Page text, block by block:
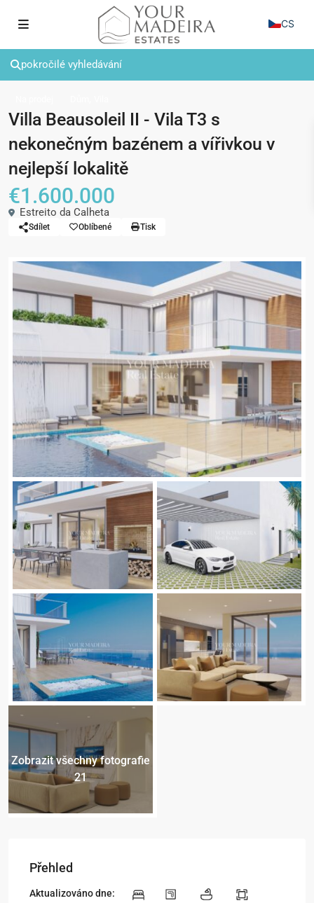
pokročilé vyhledávání
Villa Beausoleil II - Vila T3 s
nekonečným bazénem a vířivkou v
nejlepší lokalitě
€1.600.000
Estreito da Calheta
Sdílet Oblíbené Tisk
Zobrazit všechny fotografie
21
Přehled
Aktualizováno dne:
CS